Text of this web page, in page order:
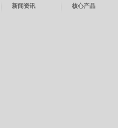
新闻资讯 核心产品